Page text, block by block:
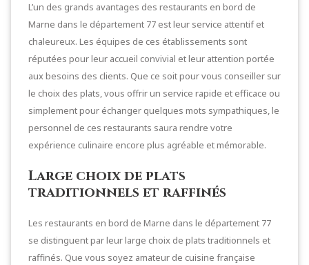
L’un des grands avantages des restaurants en bord de
Marne dans le département 77 est leur service attentif et
chaleureux. Les équipes de ces établissements sont
réputées pour leur accueil convivial et leur attention portée
aux besoins des clients. Que ce soit pour vous conseiller sur
le choix des plats, vous offrir un service rapide et efficace ou
simplement pour échanger quelques mots sympathiques, le
personnel de ces restaurants saura rendre votre
expérience culinaire encore plus agréable et mémorable.
Large choix de plats
traditionnels et raffinés
Les restaurants en bord de Marne dans le département 77
se distinguent par leur large choix de plats traditionnels et
raffinés. Que vous soyez amateur de cuisine française